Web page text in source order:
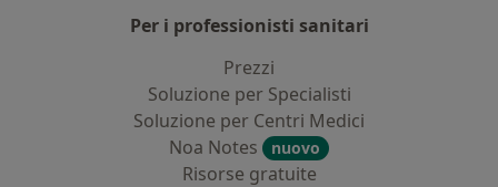
Per i professionisti sanitari
Prezzi
Soluzione per Specialisti
Soluzione per Centri Medici
Noa Notes
nuovo
Risorse gratuite